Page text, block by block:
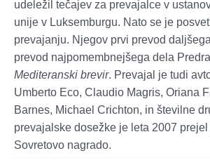
udeležil tečajev za prevajalce v
unije v Luksemburgu. Nato se je
prevajanju. Njegov prvi prevod
prevod najpomembnejšega dela
Mediteranski brevir. Prevajal je tudi
Umberto Eco, Claudio Magris, Oriana
Barnes, Michael Crichton, in številne
prevajalske dosežke je leta 2007
Sovretovo nagrado.